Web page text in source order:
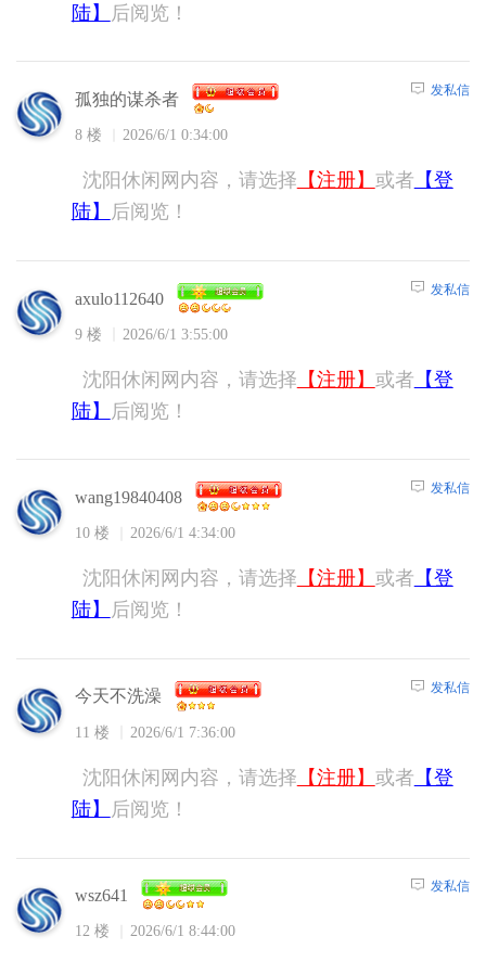
陆】
后阅览！
孤独的谋杀者
8 楼 2026/6/1 0:34:00
发私信
沈阳休闲网内容，请选择 【注册】 或者 【登
陆】
后阅览！
axulo112640
9 楼 2026/6/1 3:55:00
发私信
沈阳休闲网内容，请选择 【注册】 或者 【登
陆】
后阅览！
wang19840408
10 楼 2026/6/1 4:34:00
发私信
沈阳休闲网内容，请选择 【注册】 或者 【登
陆】
后阅览！
今天不洗澡
11 楼 2026/6/1 7:36:00
发私信
沈阳休闲网内容，请选择 【注册】 或者 【登
陆】
后阅览！
wsz641
12 楼 2026/6/1 8:44:00
发私信